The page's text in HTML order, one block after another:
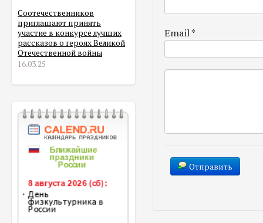
Соотечественников
приглашают принять
участие в конкурсе лучших
рассказов о героях Великой
Отечественной войны
16.03.25
Email*
Отправить